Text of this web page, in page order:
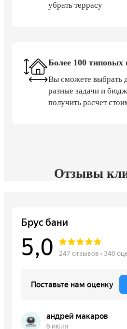
убрать террасу
Более 100 типовых
Вы сможете выбрать
разные задачи и
получить расчет
Отзывы